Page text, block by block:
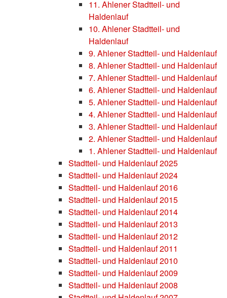
11. Ahlener Stadtteil- und
Haldenlauf
10. Ahlener Stadtteil- und
Haldenlauf
9. Ahlener Stadtteil- und Haldenlauf
8. Ahlener Stadtteil- und Haldenlauf
7. Ahlener Stadtteil- und Haldenlauf
6. Ahlener Stadtteil- und Haldenlauf
5. Ahlener Stadtteil- und Haldenlauf
4. Ahlener Stadtteil- und Haldenlauf
3. Ahlener Stadtteil- und Haldenlauf
2. Ahlener Stadtteil- und Haldenlauf
1. Ahlener Stadtteil- und Haldenlauf
Stadtteil- und Haldenlauf 2025
Stadtteil- und Haldenlauf 2024
Stadtteil- und Haldenlauf 2016
Stadtteil- und Haldenlauf 2015
Stadtteil- und Haldenlauf 2014
Stadtteil- und Haldenlauf 2013
Stadtteil- und Haldenlauf 2012
Stadtteil- und Haldenlauf 2011
Stadtteil- und Haldenlauf 2010
Stadtteil- und Haldenlauf 2009
Stadtteil- und Haldenlauf 2008